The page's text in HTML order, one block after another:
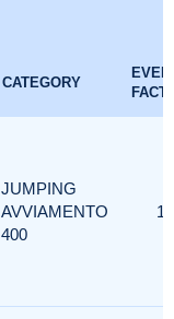
CATEGORY
JUMPING
AVVIAMENTO
400
1